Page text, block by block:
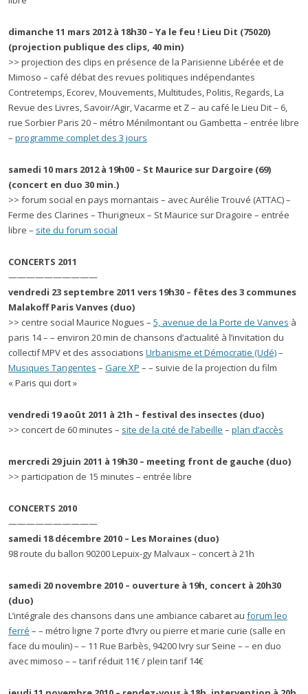
dimanche 11 mars 2012 à 18h30 – Ya le feu ! Lieu Dit (75020)
(projection publique des clips, 40 min)
>> projection des clips en présence de la Parisienne Libérée et de
Mimoso – café débat des revues politiques indépendantes
Contretemps, Ecorev, Mouvements, Multitudes, Politis, Regards, La
Revue des Livres, Savoir/Agir, Vacarme et Z – au café le Lieu Dit – 6,
rue Sorbier Paris 20 – métro Ménilmontant ou Gambetta – entrée libre
– programme complet des 3 jours
samedi 10 mars 2012 à 19h00 – St Maurice sur Dargoire (69)
(concert en duo 30 min.)
>> forum social en pays mornantais – avec Aurélie Trouvé (ATTAC) –
Ferme des Clarines – Thurigneux – St Maurice sur Dragoire – entrée
libre – site du forum social
CONCERTS 2011
——————————
vendredi 23 septembre 2011 vers 19h30 – fêtes des 3 communes
Malakoff Paris Vanves (duo)
>> centre social Maurice Nogues – 5, avenue de la Porte de Vanves à
paris 14 – – environ 20 min de chansons d’actualité à l’invitation du
collectif MPV et des associations Urbanisme et Démocratie (Udé)–
Musiques Tangentes – Gare XP – – suivie de la projection du film
« Paris qui dort »
vendredi 19 août 2011 à 21h – festival des insectes (duo)
>> concert de 60 minutes – site de la cité de l’abeille – plan d’accès
mercredi 29 juin 2011 à 19h30 – meeting front de gauche (duo)
>> participation de 15 minutes – entrée libre
CONCERTS 2010
——————————
samedi 18 décembre 2010 – Les Moraines (duo)
98 route du ballon 90200 Lepuix-gy Malvaux – concert à 21h
samedi 20 novembre 2010 – ouverture à 19h, concert à 20h30
(duo)
L’intégrale des chansons dans une ambiance cabaret au forum leo
ferré – – métro ligne 7 porte d’Ivry ou pierre et marie curie (salle en
face du moulin) – – 11 Rue Barbès, 94200 Ivry sur Seine – – en duo
avec mimoso – – tarif réduit 11€ / plein tarif 14€